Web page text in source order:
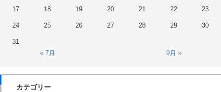
17 18 19 20 21 22 23
24 25 26 27 28 29 30
31
« 7月
9月 »
カテゴリー